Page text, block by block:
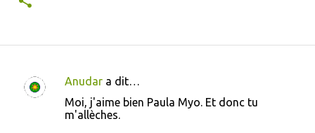
C
Anudar a dit…
Moi, j'aime bien Paula Myo. Et donc tu
m'allèches.